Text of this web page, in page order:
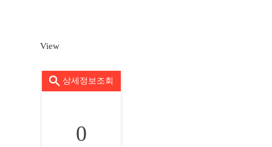
View
상세정보조회
0